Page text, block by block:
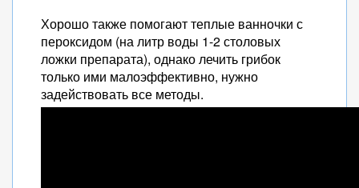
Хорошо также помогают теплые ванночки с
пероксидом (на литр воды 1-2 столовых
ложки препарата), однако лечить грибок
только ими малоэффективно, нужно
задействовать все методы.